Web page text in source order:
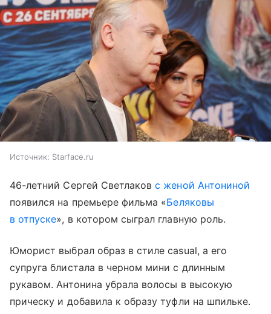
Источник: Starface.ru
46-летний Сергей Светлаковс женой Антониной
появился на премьере фильма «Беляковы
в отпуске», в котором сыграл главную роль.
Юморист выбрал образ в стиле casual, а его
супруга блистала в черном мини с длинным
рукавом. Антонина убрала волосы в высокую
прическу и добавила к образу туфли на шпильке.